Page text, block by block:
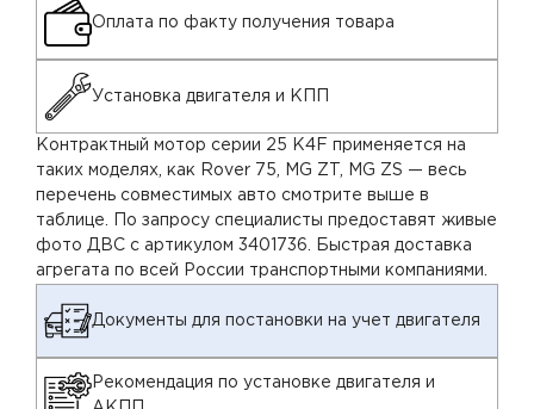
Оплата по факту получения товара
Установка двигателя и КПП
Контрактный мотор серии 25 K4F применяется на
таких моделях, как Rover 75, MG ZT, MG ZS — весь
перечень совместимых авто смотрите выше в
таблице. По запросу специалисты предоставят живые
фото ДВС с артикулом 3401736. Быстрая доставка
агрегата по всей России транспортными компаниями.
Документы для постановки на учет двигателя
Рекомендация по установке двигателя и